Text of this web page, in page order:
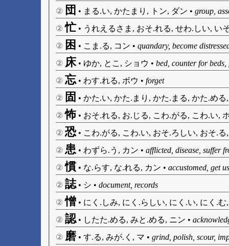
② 団 • まる.い, かたまり, トン, ダン • group,
② 忙 • うれえるさま, おそ.れる, せわ.しい, い
② 困 • こま.る, コン • quandary, become
② 床• ゆか, とこ, ショウ • bed, counter for
② 忘 • わす.れる, ボウ • forget
② 固 • かた.い, かた.まり, かた.まる, かた.める
② 怖 • おそ.れる, お.じる, こわ.がる, こわ.い,
② 恐 • こわ.がる, こわ.い, おそ.ろしい, おそ.
② 患 • わずら.う, カン • afflicted, disease, suffer
② 慣 • な.らす, な.れる, カン • accustomed, get
② 誌• シ • document, records
② 憎 • にく.しみ, にく.らしい, にく.い, にく.む
② 認• したた.める, みと.める, ニン •
② 磨• す.る, みが.く, マ • grind, polish, scour,